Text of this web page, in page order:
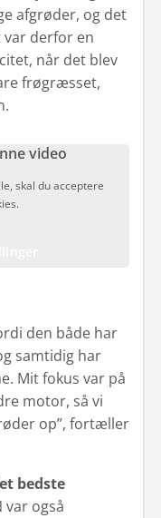
afgrøder, og det
var derfor en
når det blev
frøgræsset,
video
skal du acceptere
den både har
samtidig har
Mit fokus var på
motor, så vi
op”, fortæller
bedste
var også